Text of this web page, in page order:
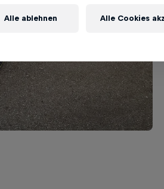
Alle ablehnen Alle Cookies